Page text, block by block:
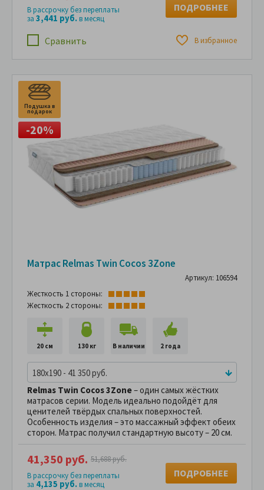
Сравнить В избранное
В рассрочку без переплаты
за 3,441 руб.в месяц
ПОДРОБНЕЕ
Подушка в
подарок
-20%
Матрас Relmas Twin Cocos 3Zone
Артикул: 106594
Жесткость 1 стороны:
Жесткость 2 стороны:
20 см 130 кг В наличии 2 года
180x190 - 41 350 руб.
Relmas Twin Cocos 3Zone– один самых жёстких
матрасов серии. Модель идеально подойдёт для
ценителей твёрдых спальных поверхностей.
Особенность изделия – это массажный эффект обеих
сторон. Матрас получил стандартную высоту – 20 см.
41,350 руб. 51,688 руб.
В рассрочку без переплаты
за 4,135 руб.в месяц
ПОДРОБНЕЕ